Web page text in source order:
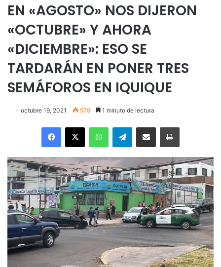
EN «AGOSTO» NOS DIJERON
«OCTUBRE» Y AHORA
«DICIEMBRE»: ESO SE
TARDARÁN EN PONER TRES
SEMÁFOROS EN IQUIQUE
octubre 19, 2021 579 1 minuto de lectura
Facebook
X WhatsAppTelegramEnviar vía email Imprimir